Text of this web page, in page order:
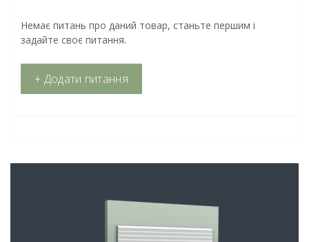
Немає питань про даний товар, станьте першим і
задайте своє питання.
+ Додати питання